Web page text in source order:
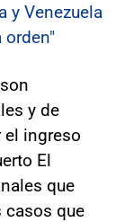
y Venezuela
orden"
y de
el ingreso
El
que
casos que